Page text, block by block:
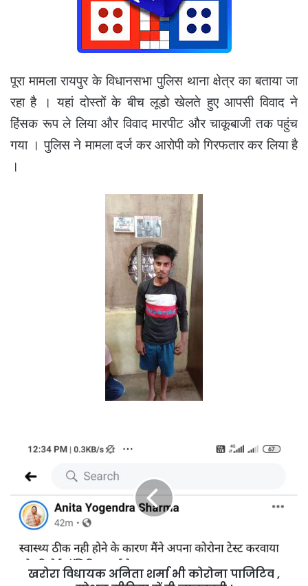
पूरा मामला रायपुर के विधानसभा पुलिस थाना क्षेत्र का बताया जा
रहा है । यहां दोस्तों के बीच लूडो खेलते हुए आपसी विवाद ने
हिंसक रूप ले लिया और विवाद मारपीट और चाकूबाजी तक पहुंच
गया । पुलिस ने मामला दर्ज कर आरोपी को गिरफतार कर लिया है
।
अनिता
कोरोना
पाजिटिव
सोशल
मीडियाखरोरा विधायक अनिता शर्मा भी कोरोना पाजिटिव ,